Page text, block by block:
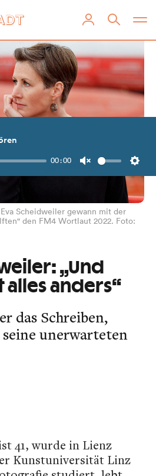
00:00
Unmute
Scheidweiler gewann mit der
den FM4 Wortlaut 2022. Foto:
„Und
anders“
das Schreiben,
unerwarteten
41, wurde in Lienz
Kunstuniversität Linz